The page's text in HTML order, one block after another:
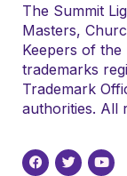
The Summit
Masters,
Keepers of the
trademarks
Trademark
authorities. All